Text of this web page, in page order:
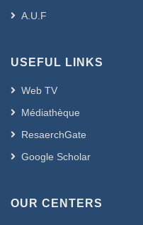
A.U.F
USEFUL LINKS
Web TV
Médiathèque
ResaerchGate
Google Scholar
OUR CENTERS